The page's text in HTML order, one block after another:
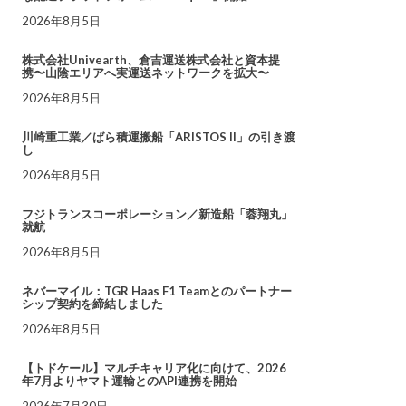
2026年8月5日
株式会社Univearth、倉吉運送株式会社と資本提
携〜山陰エリアへ実運送ネットワークを拡大〜
2026年8月5日
川崎重工業／ばら積運搬船「ARISTOS II」の引き渡
し
2026年8月5日
フジトランスコーポレーション／新造船「蓉翔丸」
就航
2026年8月5日
ネバーマイル：TGR Haas F1 Teamとのパートナー
シップ契約を締結しました
2026年8月5日
【トドケール】マルチキャリア化に向けて、2026
年7月よりヤマト運輸とのAPI連携を開始